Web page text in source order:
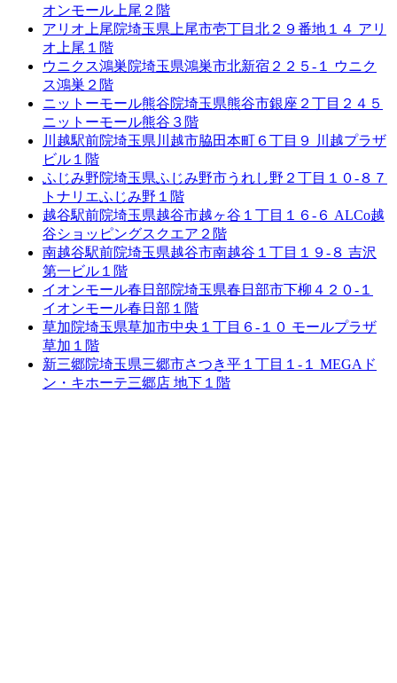
オンモール上尾２階
アリオ上尾院埼玉県上尾市壱丁目北２９番地１４ アリ
オ上尾１階
ウニクス鴻巣院埼玉県鴻巣市北新宿２２５-１ ウニク
ス鴻巣２階
ニットーモール熊谷院埼玉県熊谷市銀座２丁目２４５
ニットーモール熊谷３階
川越駅前院埼玉県川越市脇田本町６丁目９ 川越プラザ
ビル１階
ふじみ野院埼玉県ふじみ野市うれし野２丁目１０-８７
トナリエふじみ野１階
越谷駅前院埼玉県越谷市越ヶ谷１丁目１６-６ ALCo越
谷ショッピングスクエア２階
南越谷駅前院埼玉県越谷市南越谷１丁目１９-８ 吉沢
第一ビル１階
イオンモール春日部院埼玉県春日部市下柳４２０-１
イオンモール春日部１階
草加院埼玉県草加市中央１丁目６-１０ モールプラザ
草加１階
新三郷院埼玉県三郷市さつき平１丁目１-１ MEGAド
ン・キホーテ三郷店 地下１階